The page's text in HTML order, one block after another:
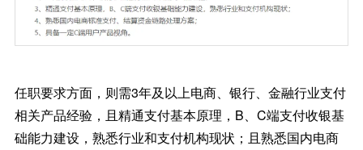
任职要求方面，则需3年及以上电商、银行、金融行业支付
相关产品经验，且精通支付基本原理，B、C端支付收银基
础能力建设，熟悉行业和支付机构现状；且熟悉国内电商